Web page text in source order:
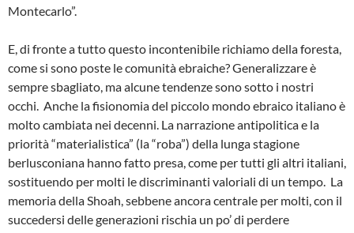
Montecarlo”.
E, di fronte a tutto questo incontenibile richiamo della foresta,
come si sono poste le comunità ebraiche? Generalizzare è
sempre sbagliato, ma alcune tendenze sono sotto i nostri
occhi. Anche la fisionomia del piccolo mondo ebraico italiano è
molto cambiata nei decenni. La narrazione antipolitica e la
priorità “materialistica” (la “roba”) della lunga stagione
berlusconiana hanno fatto presa, come per tutti gli altri italiani,
sostituendo per molti le discriminanti valoriali di un tempo. La
memoria della Shoah, sebbene ancora centrale per molti, con il
succedersi delle generazioni rischia un po’ di perdere